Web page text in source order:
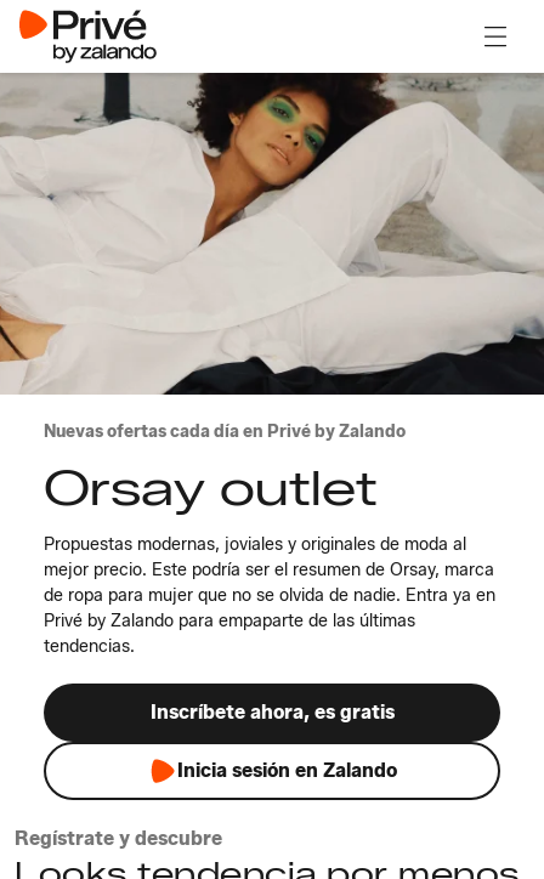
Nuevas ofertas cada día en Privé by Zalando
Orsay outlet
Propuestas modernas, joviales y originales de moda al
mejor precio. Este podría ser el resumen de Orsay, marca
de ropa para mujer que no se olvida de nadie. Entra ya en
Privé by Zalando para empaparte de las últimas
tendencias.
Inscríbete ahora, es gratis
Inicia sesión en Zalando
Regístrate y descubre